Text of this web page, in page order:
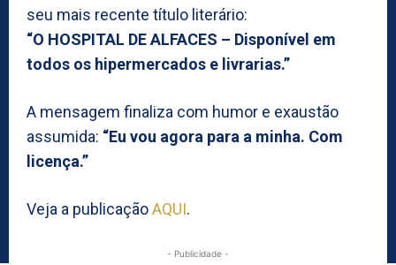
seu mais recente título literário:
“O HOSPITAL DE ALFACES – Disponível em
todos os hipermercados e livrarias.”
A mensagem finaliza com humor e exaustão
assumida: “Eu vou agora para a minha. Com
licença.”
Veja a publicaçãoAQUI.
- Publicidade -